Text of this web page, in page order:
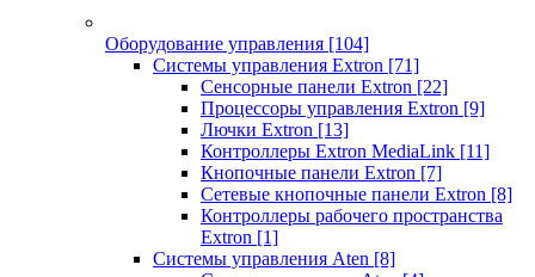
Оборудование управления [104]
Системы управления Extron [71]
Сенсорные панели Extron [22]
Процессоры управления Extron [9]
Лючки Extron [13]
Контроллеры Extron MediaLink [11]
Кнопочные панели Extron [7]
Сетевые кнопочные панели Extron [8]
Контроллеры рабочего пространства
Extron [1]
Системы управления Aten [8]